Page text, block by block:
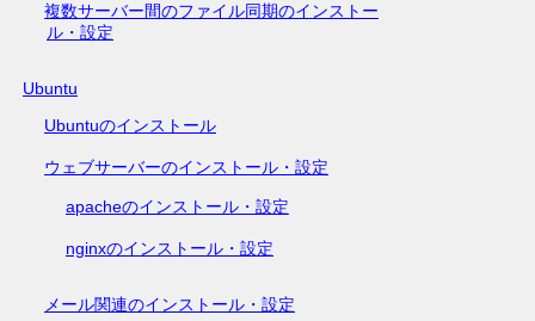
複数サーバー間のファイル同期のインストー
ル・設定
Ubuntu
Ubuntuのインストール
ウェブサーバーのインストール・設定
apacheのインストール・設定
nginxのインストール・設定
メール関連のインストール・設定